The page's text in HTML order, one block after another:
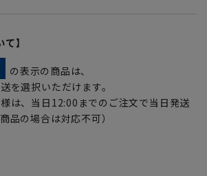
】
の表示の商品は、
を選択いただけます。
は、当日12:00までのご注文で当日発送
品の場合は対応不可）